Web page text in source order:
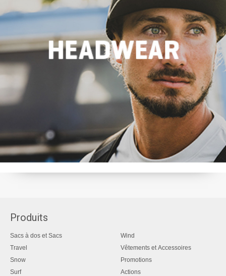
Produits
Sacs à dos et Sacs
Travel
Snow
Surf
Wind
Vêtements et Accessoires
Promotions
Actions